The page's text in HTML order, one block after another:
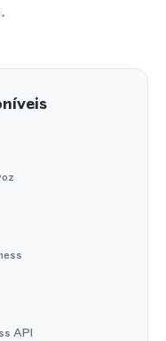
API